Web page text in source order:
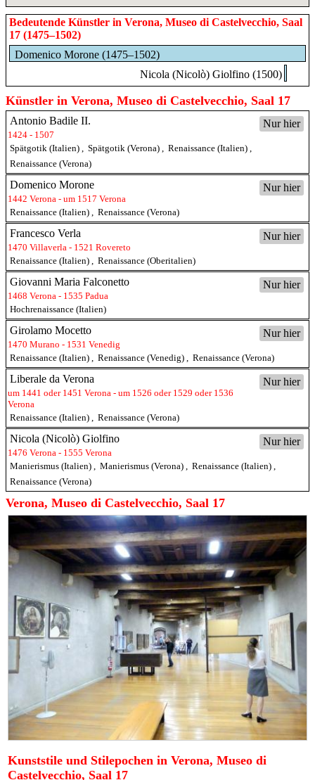
Bedeutende Künstler in Verona, Museo di Castelvecchio, Saal
17 (1475–1502)
Domenico Morone (1475–1502)
Nicola (Nicolò) Giolfino (1500)
Künstler in Verona, Museo di Castelvecchio, Saal 17
Nur hier
Antonio Badile II.
1424 - 1507
Spätgotik (Italien) , Spätgotik (Verona) , Renaissance (Italien) ,
Renaissance (Verona)
Nur hier
Domenico Morone
1442 Verona - um 1517 Verona
Renaissance (Italien) , Renaissance (Verona)
Nur hier
Francesco Verla
1470 Villaverla - 1521 Rovereto
Renaissance (Italien) , Renaissance (Oberitalien)
Nur hier
Giovanni Maria Falconetto
1468 Verona - 1535 Padua
Hochrenaissance (Italien)
Nur hier
Girolamo Mocetto
1470 Murano - 1531 Venedig
Renaissance (Italien) , Renaissance (Venedig) , Renaissance (Verona)
Nur hier
Liberale da Verona
um 1441 oder 1451 Verona - um 1526 oder 1529 oder 1536
Verona
Renaissance (Italien) , Renaissance (Verona)
Nur hier
Nicola (Nicolò) Giolfino
1476 Verona - 1555 Verona
Manierismus (Italien) , Manierismus (Verona) , Renaissance (Italien) ,
Renaissance (Verona)
Verona, Museo di Castelvecchio, Saal 17
Kunststile und Stilepochen in Verona, Museo di
Castelvecchio, Saal 17